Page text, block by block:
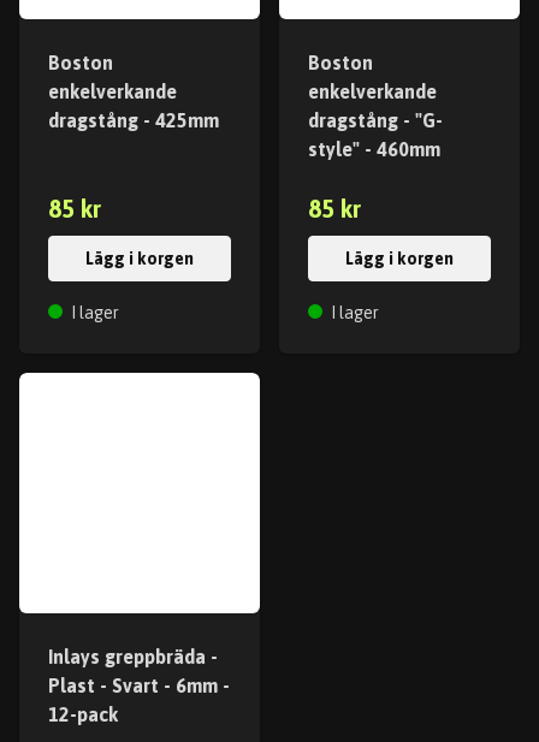
Boston
enkelverkande
dragstång - 425mm
85 kr
Lägg i korgen
I lager
Boston
enkelverkande
dragstång - "G-
style" - 460mm
85 kr
Lägg i korgen
I lager
Inlays greppbräda -
Plast - Svart - 6mm -
12-pack